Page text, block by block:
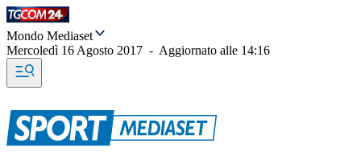
Mondo Mediaset
Mercoledì 16 Agosto 2017 - Aggiornato alle 14:16